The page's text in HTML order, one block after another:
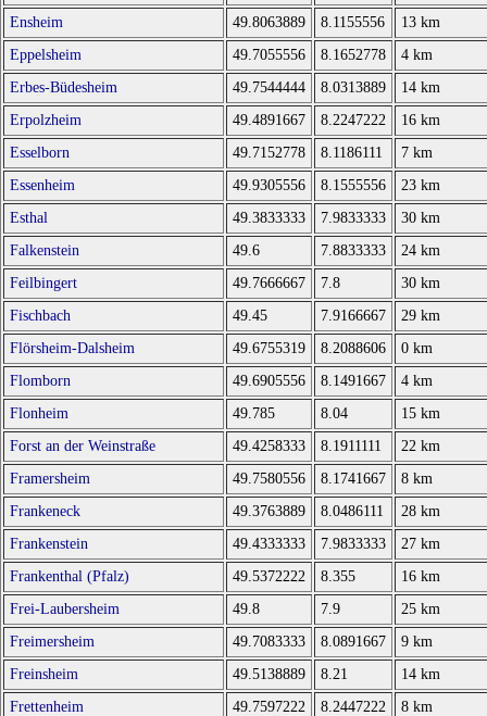
Ensheim
49.8063889 8.1155556
13 km
Eppelsheim
49.7055556 8.1652778
4 km
Erbes-Büdesheim
49.7544444 8.0313889
14 km
Erpolzheim
49.4891667 8.2247222
16 km
Esselborn
49.7152778 8.1186111
7 km
Essenheim
49.9305556 8.1555556
23 km
Esthal
49.3833333 7.9833333
30 km
Falkenstein
49.6 7.8833333
24 km
Feilbingert
49.7666667 7.8
30 km
Fischbach
49.45 7.9166667
29 km
Flörsheim-Dalsheim
49.6755319 8.2088606
0 km
Flomborn
49.6905556 8.1491667
4 km
Flonheim
49.785 8.04
15 km
Forst an der Weinstraße
49.4258333 8.1911111
22 km
Framersheim
49.7580556 8.1741667
8 km
Frankeneck
49.3763889 8.0486111
28 km
Frankenstein
49.4333333 7.9833333
27 km
Frankenthal (Pfalz)
49.5372222 8.355
16 km
Frei-Laubersheim
49.8 7.9
25 km
Freimersheim
49.7083333 8.0891667
9 km
Freinsheim
49.5138889 8.21
14 km
Frettenheim
49.7597222 8.2447222
8 km